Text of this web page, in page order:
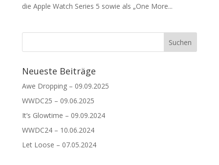
die Apple Watch Series 5 sowie als „One More...
Neueste Beiträge
Awe Dropping – 09.09.2025
WWDC25 – 09.06.2025
It’s Glowtime – 09.09.2024
WWDC24 – 10.06.2024
Let Loose – 07.05.2024